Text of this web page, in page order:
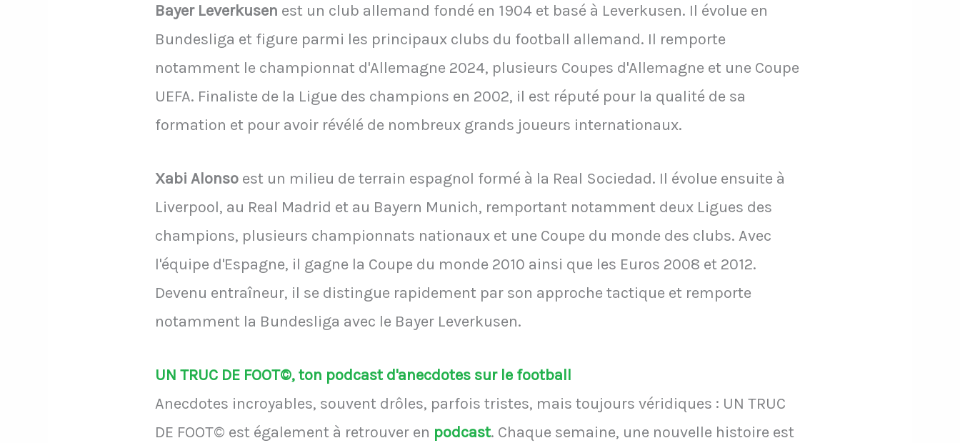
Bayer Leverkusen est un club allemand fondé en 1904 et basé à Leverkusen. Il évolue en
Bundesliga et figure parmi les principaux clubs du football allemand. Il remporte
notamment le championnat d'Allemagne 2024, plusieurs Coupes d'Allemagne et une Coupe
UEFA. Finaliste de la Ligue des champions en 2002, il est réputé pour la qualité de sa
formation et pour avoir révélé de nombreux grands joueurs internationaux.
Xabi Alonso est un milieu de terrain espagnol formé à la Real Sociedad. Il évolue ensuite à
Liverpool, au Real Madrid et au Bayern Munich, remportant notamment deux Ligues des
champions, plusieurs championnats nationaux et une Coupe du monde des clubs. Avec
l'équipe d'Espagne, il gagne la Coupe du monde 2010 ainsi que les Euros 2008 et 2012.
Devenu entraîneur, il se distingue rapidement par son approche tactique et remporte
notamment la Bundesliga avec le Bayer Leverkusen.
UN TRUC DE FOOT©, ton podcast d'anecdotes sur le football
Anecdotes incroyables, souvent drôles, parfois tristes, mais toujours véridiques : UN TRUC
DE FOOT© est également à retrouver en podcast. Chaque semaine, une nouvelle histoire est